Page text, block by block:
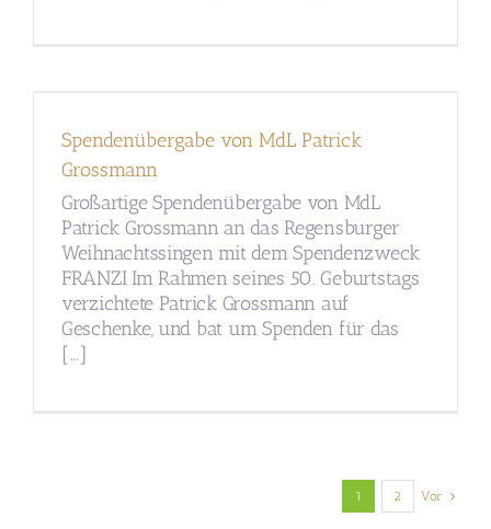
Spendenübergabe von MdL Patrick
Grossmann
Großartige Spendenübergabe von MdL
Patrick Grossmann an das Regensburger
Weihnachtssingen mit dem Spendenzweck
FRANZI Im Rahmen seines 50. Geburtstags
verzichtete Patrick Grossmann auf
Geschenke, und bat um Spenden für das
[...]
1 2 Vor